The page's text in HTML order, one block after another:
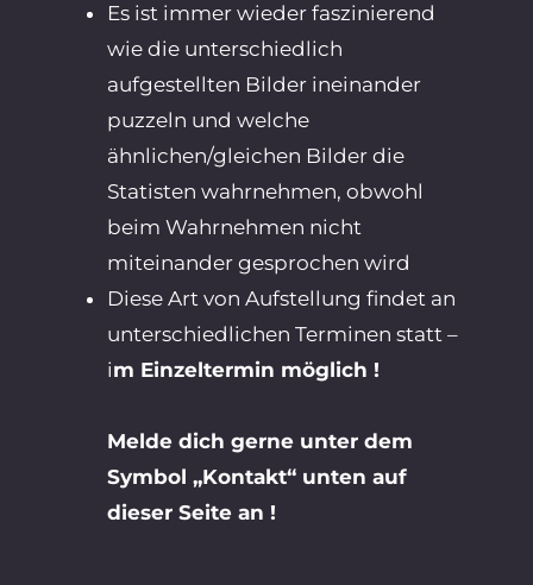
Es ist immer wieder faszinierend
wie die unterschiedlich
aufgestellten Bilder ineinander
puzzeln und welche
ähnlichen/gleichen Bilder die
Statisten wahrnehmen, obwohl
beim Wahrnehmen nicht
miteinander gesprochen wird
Diese Art von Aufstellung findet an
unterschiedlichen Terminen statt –
im Einzeltermin möglich !
Melde dich gerne unter dem
Symbol „Kontakt“ unten auf
dieser Seite an !